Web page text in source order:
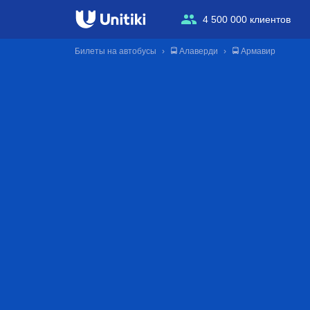
4 500 000 клиентов
Билеты на автобусы 🚍 Алаверди 🚍 Армавир